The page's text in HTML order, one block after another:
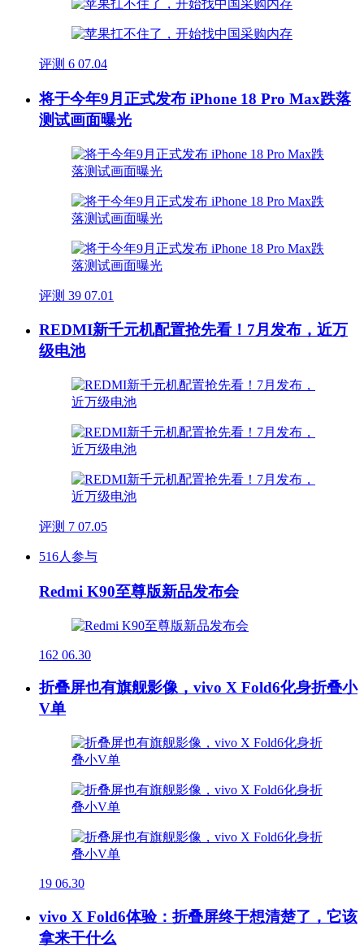
评测 6 07.04
将于今年9月正式发布 iPhone 18 Pro Max跌落
测试画面曝光
评测 39 07.01
REDMI新千元机配置抢先看！7月发布，近万
级电池
评测 7 07.05
516人参与
Redmi K90至尊版新品发布会
162 06.30
折叠屏也有旗舰影像，vivo X Fold6化身折叠小
V单
19 06.30
vivo X Fold6体验：折叠屏终于想清楚了，它该
拿来干什么